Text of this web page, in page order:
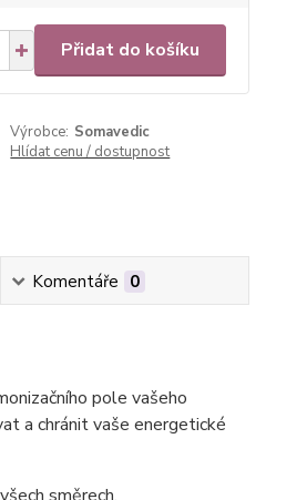
Přidat do košíku
Výrobce: Somavedic
Hlídat cenu / dostupnost
Komentáře 0
pole vašeho
a chránit vaše energetické